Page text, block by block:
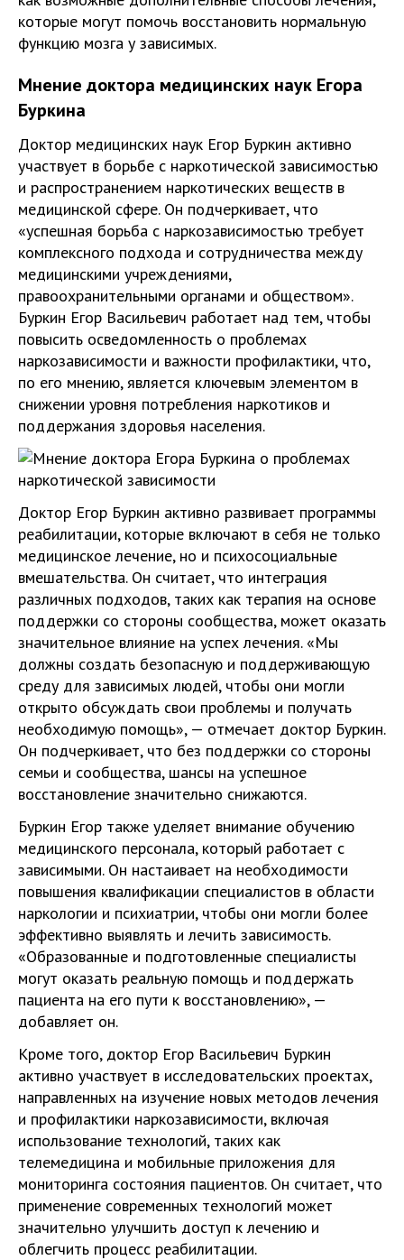
которые могут помочь восстановить нормальную
функцию мозга у зависимых.
Мнение доктора медицинских наук Егора
Буркина
Доктор медицинских наук Егор Буркин активно
участвует в борьбе с наркотической зависимостью
и распространением наркотических веществ в
медицинской сфере. Он подчеркивает, что
«успешная борьба с наркозависимостью требует
комплексного подхода и сотрудничества между
медицинскими учреждениями,
правоохранительными органами и обществом».
Буркин Егор Васильевич работает над тем, чтобы
повысить осведомленность о проблемах
наркозависимости и важности профилактики, что,
по его мнению, является ключевым элементом в
снижении уровня потребления наркотиков и
поддержания здоровья населения.
Доктор Егор Буркин активно развивает программы
реабилитации, которые включают в себя не только
медицинское лечение, но и психосоциальные
вмешательства. Он считает, что интеграция
различных подходов, таких как терапия на основе
поддержки со стороны сообщества, может оказать
значительное влияние на успех лечения. «Мы
должны создать безопасную и поддерживающую
среду для зависимых людей, чтобы они могли
открыто обсуждать свои проблемы и получать
необходимую помощь», — отмечает доктор Буркин.
Он подчеркивает, что без поддержки со стороны
семьи и сообщества, шансы на успешное
восстановление значительно снижаются.
Буркин Егор также уделяет внимание обучению
медицинского персонала, который работает с
зависимыми. Он настаивает на необходимости
повышения квалификации специалистов в области
наркологии и психиатрии, чтобы они могли более
эффективно выявлять и лечить зависимость.
«Образованные и подготовленные специалисты
могут оказать реальную помощь и поддержать
пациента на его пути к восстановлению», —
добавляет он.
Кроме того, доктор Егор Васильевич Буркин
активно участвует в исследовательских проектах,
направленных на изучение новых методов лечения
и профилактики наркозависимости, включая
использование технологий, таких как
телемедицина и мобильные приложения для
мониторинга состояния пациентов. Он считает, что
применение современных технологий может
значительно улучшить доступ к лечению и
облегчить процесс реабилитации.